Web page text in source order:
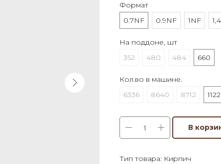
Формат
0.7NF
0.9NF 1NF
На поддоне, шт
352
480 484 660
Кол.во в машине.
6336
8640 8712
В
Тип товара: Кирпич